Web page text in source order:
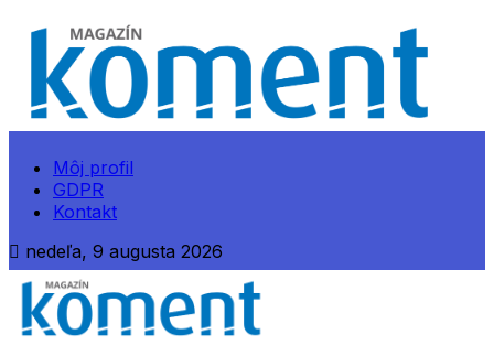
Môj profil
GDPR
Kontakt
nedeľa, 9 augusta 2026